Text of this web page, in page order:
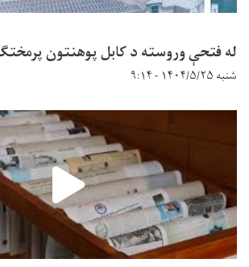
له فتحې وروسته د کابل پوهنتون
شنبه ۱۴۰۴/۵/۲۵ - ۹:۱۴